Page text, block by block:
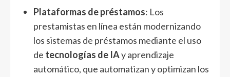
Plataformas de préstamos: Los
prestamistas en línea están modernizando
los sistemas de préstamos mediante el uso
de tecnologías de IAy aprendizaje
automático, que automatizan y optimizan los